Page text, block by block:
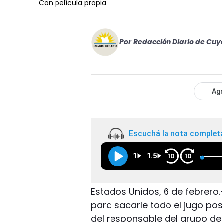
Con película propia
Por Redacción Diario de
Escuchá la nota
1 1.5 10 10
Estados Unidos, 6 de
para sacarle todo el jugo
del responsable del grupo